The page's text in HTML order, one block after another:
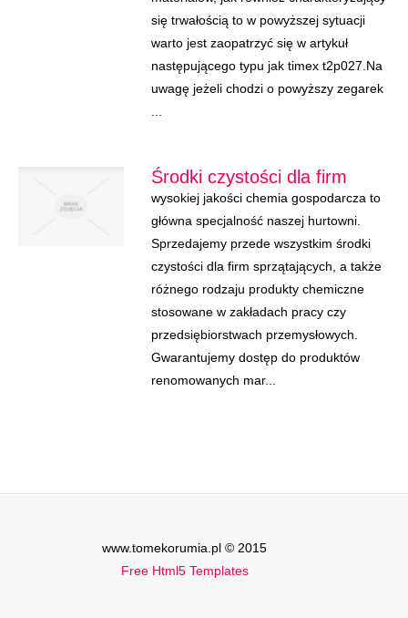
się trwałością to w powyższej sytuacji
warto jest zaopatrzyć się w artykuł
następującego typu jak timex t2p027.Na
uwagę jeżeli chodzi o powyższy zegarek
Środki czystości dla firm
wysokiej jakości chemia gospodarcza to
główna specjalność naszej hurtowni.
Sprzedajemy przede wszystkim środki
czystości dla firm sprzątających, a także
różnego rodzaju produkty chemiczne
stosowane w zakładach pracy czy
przedsiębiorstwach przemysłowych.
Gwarantujemy dostęp do produktów
renomowanych mar...
www.tomekorumia.pl © 2015
Free Html5 Templates